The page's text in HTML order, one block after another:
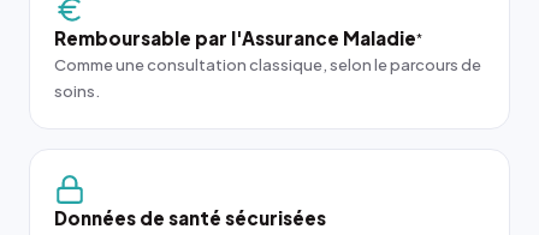
Remboursable par l'Assurance Maladie*
Comme une consultation classique, selon le parcours de
soins.
Données de santé sécurisées